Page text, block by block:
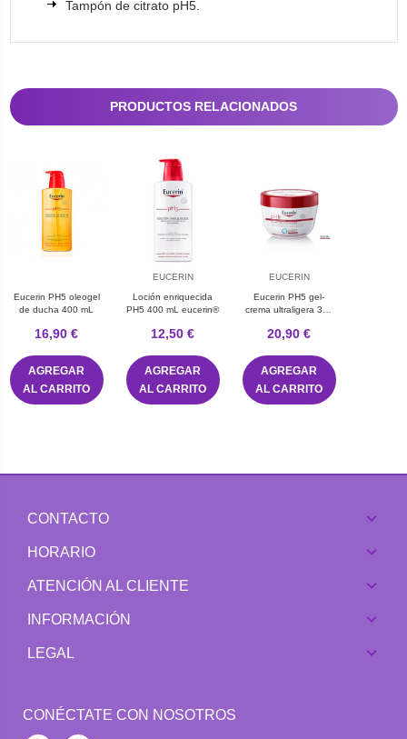
Tampón de citrato pH5.
PRODUCTOS RELACIONADOS
Eucerin PH5 oleogel
de ducha 400 mL
16,90 €
AGREGAR
AL CARRITO
EUCERIN
Loción enriquecida
PH5 400 mL eucerin®
12,50 €
AGREGAR
AL CARRITO
EUCERIN
Eucerin PH5 gel-
crema ultraligera 350
20,90 €
AGREGAR
AL CARRITO
CONTACTO
HORARIO
ATENCIÓN AL CLIENTE
INFORMACIÓN
LEGAL
CONÉCTATE CON NOSOTROS